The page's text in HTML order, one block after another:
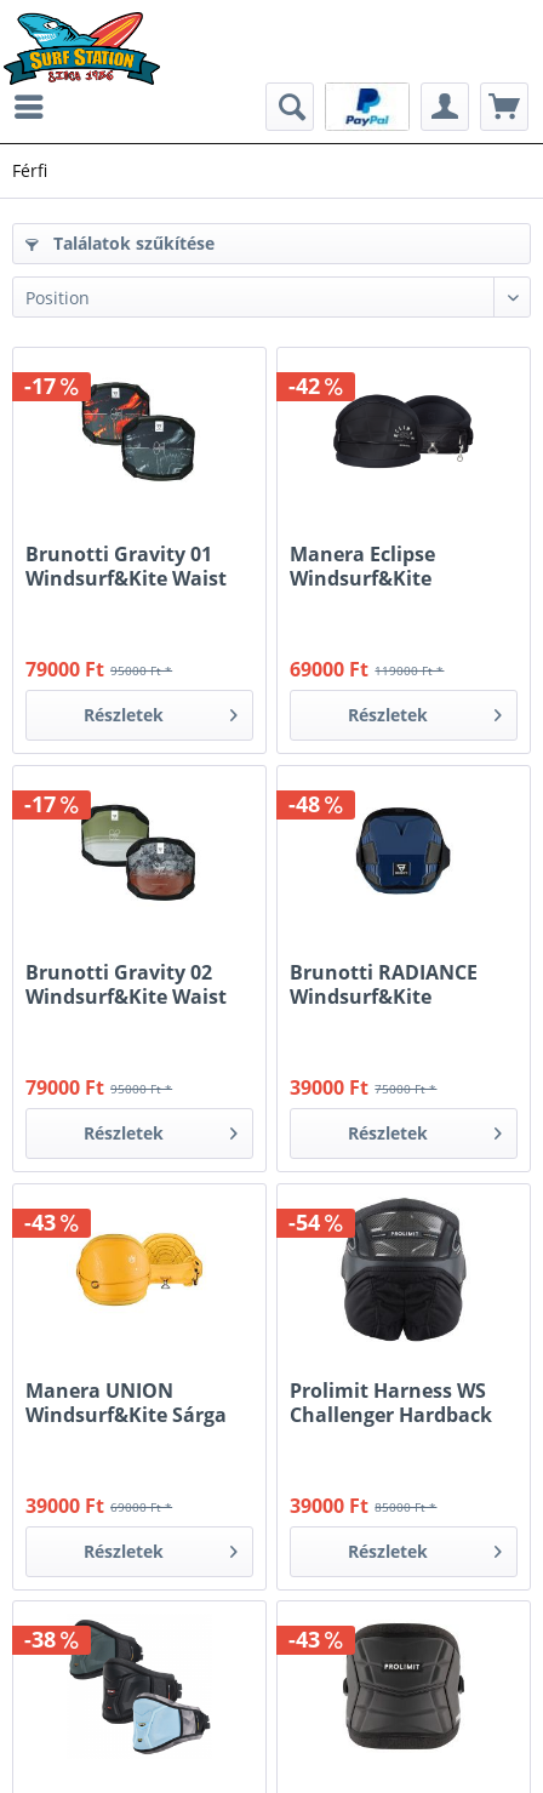
Férfi
Találatok szűkítése
-17
Brunotti Gravity 01
Windsurf&Kite Waist
95000 Ft *
79000 Ft
Részletek
-42
Manera Eclipse
Windsurf&Kite
119000 Ft *
69000 Ft
Részletek
-17
Brunotti Gravity 02
Windsurf&Kite Waist
95000 Ft *
79000 Ft
Részletek
-48
Brunotti RADIANCE
Windsurf&Kite
75000 Ft *
39000 Ft
Részletek
-43
Manera UNION
Windsurf&Kite Sárga
69000 Ft *
39000 Ft
Részletek
-54
Prolimit Harness WS
Challenger Hardback
85000 Ft *
39000 Ft
Részletek
-38 -43